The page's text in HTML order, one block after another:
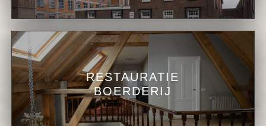
RESTAURATIE
BOERDERIJ